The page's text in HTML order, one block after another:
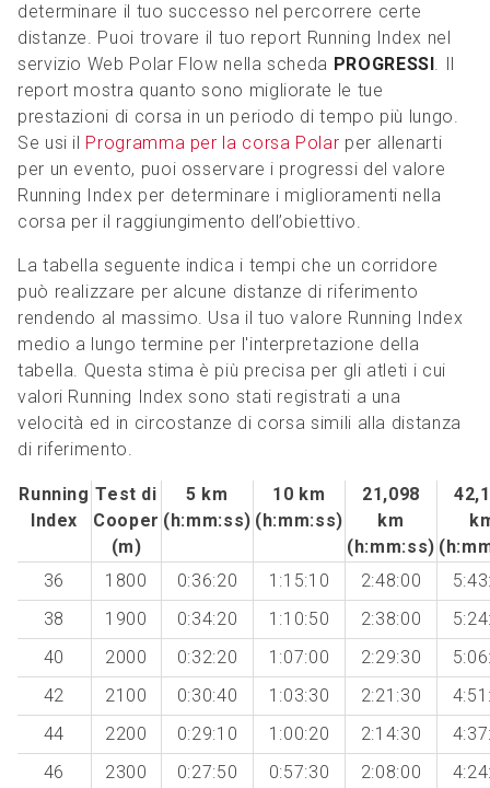
determinare il tuo successo nel percorrere certe
distanze. Puoi trovare il tuo report Running Index nel
servizio Web Polar Flow nella scheda PROGRESSI. Il
report mostra quanto sono migliorate le tue
prestazioni di corsa in un periodo di tempo più lungo.
Se usi il Programma per la corsa Polar per allenarti
per un evento, puoi osservare i progressi del valore
Running Index per determinare i miglioramenti nella
corsa per il raggiungimento dell’obiettivo.
La tabella seguente indica i tempi che un corridore
può realizzare per alcune distanze di riferimento
rendendo al massimo. Usa il tuo valore Running Index
medio a lungo termine per l'interpretazione della
tabella. Questa stima è più precisa per gli atleti i cui
valori Running Index sono stati registrati a una
velocità ed in circostanze di corsa simili alla distanza
di riferimento.
Running
Index
Test di
Cooper
(m)
5 km
(h:mm:ss)
10 km
(h:mm:ss)
21,098
km
(h:mm:ss)
36
1800 0:36:20 1:15:10 2:48:00
38
1900 0:34:20 1:10:50 2:38:00
40
2000 0:32:20 1:07:00 2:29:30
42
2100 0:30:40 1:03:30 2:21:30
44
2200 0:29:10 1:00:20 2:14:30
46
2300 0:27:50 0:57:30 2:08:00